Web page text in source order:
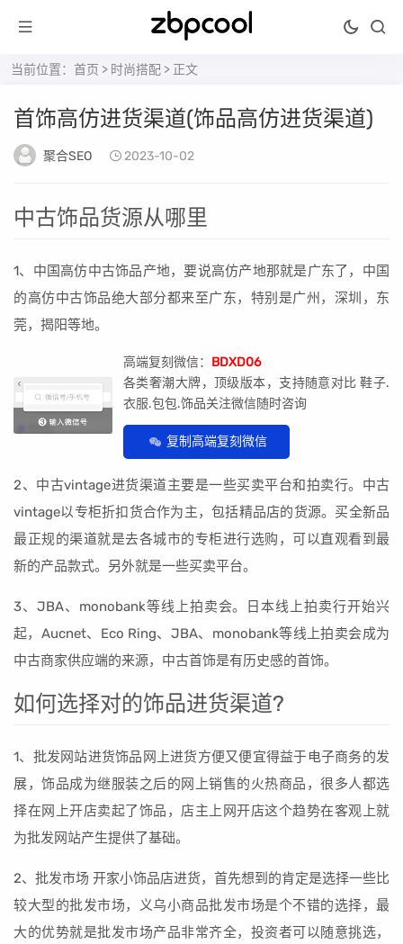
当前位置： 首页 > 时尚搭配 > 正文
首饰高仿进货渠道(饰品高仿进货渠道)
聚合SEO 2023-10-02
中古饰品货源从哪里
1、中国高仿中古饰品产地，要说高仿产地那就是广东了，中国
的高仿中古饰品绝大部分都来至广东，特别是广州，深圳，东
莞，揭阳等地。
高端复刻微信： BDXD06
各类奢潮大牌，顶级版本，支持随意对比 鞋子.
衣服.包包.饰品关注微信随时咨询
复制高端复刻微信
2、中古vintage进货渠道主要是一些买卖平台和拍卖行。中古
vintage以专柜折扣货合作为主，包括精品店的货源。买全新品
最正规的渠道就是去各城市的专柜进行选购，可以直观看到最
新的产品款式。另外就是一些买卖平台。
3、JBA、monobank等线上拍卖会。日本线上拍卖行开始兴
起，Aucnet、Eco Ring、JBA、monobank等线上拍卖会成为
中古商家供应端的来源，中古首饰是有历史感的首饰。
如何选择对的饰品进货渠道?
1、批发网站进货饰品网上进货方便又便宜得益于电子商务的发
展，饰品成为继服装之后的网上销售的火热商品，很多人都选
择在网上开店卖起了饰品，店主上网开店这个趋势在客观上就
为批发网站产生提供了基础。
2、批发市场 开家小饰品店进货，首先想到的肯定是选择一些比
较大型的批发市场，义乌小商品批发市场是个不错的选择，最
大的优势就是批发市场产品非常齐全，投资者可以随意挑选，